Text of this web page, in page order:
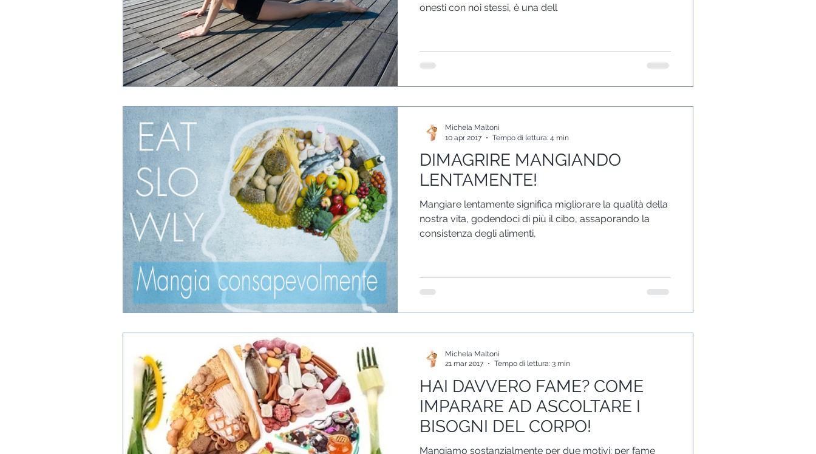
onesti con noi stessi, è una dell
DIMAGRIRE MANGIANDO
LENTAMENTE!
Mangiare lentamente significa migliorare la qualità della
nostra vita, godendoci di più il cibo, assaporando la
consistenza degli alimenti,
Michela Maltoni
10 apr 2017
Tempo di lettura: 4 min
HAI DAVVERO FAME? COME
IMPARARE AD ASCOLTARE I
BISOGNI DEL CORPO!
Mangiamo sostanzialmente per due motivi: per fame
Michela Maltoni
21 mar 2017
Tempo di lettura: 3 min